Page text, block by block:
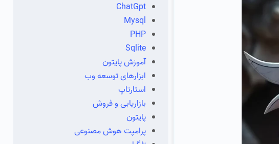
ChatGpt
Mysql
PHP
Sqlite
آموزش پایتون
ابزارهای توسعه وب
استارتاپ
بازاریابی و فروش
پایتون
پرامپت هوش مصنوعی